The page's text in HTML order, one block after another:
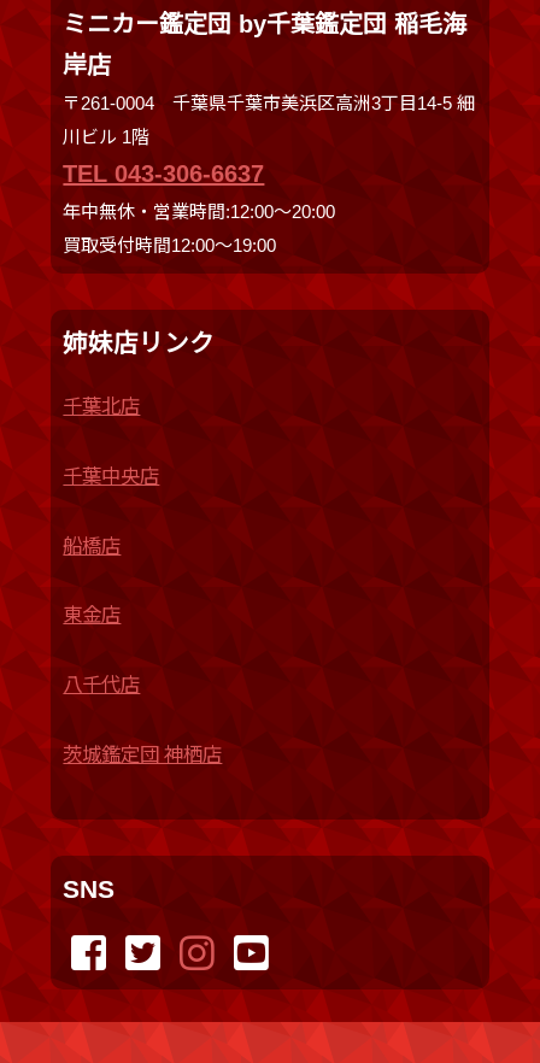
ミニカー鑑定団 by千葉鑑定団 稲毛海
岸店
〒261-0004 千葉県千葉市美浜区高洲3丁目14-5 細
川ビル 1階
TEL 043-306-6637
年中無休・営業時間:12:00〜20:00
買取受付時間12:00〜19:00
姉妹店リンク
千葉北店
千葉中央店
船橋店
東金店
八千代店
茨城鑑定団 神栖店
SNS